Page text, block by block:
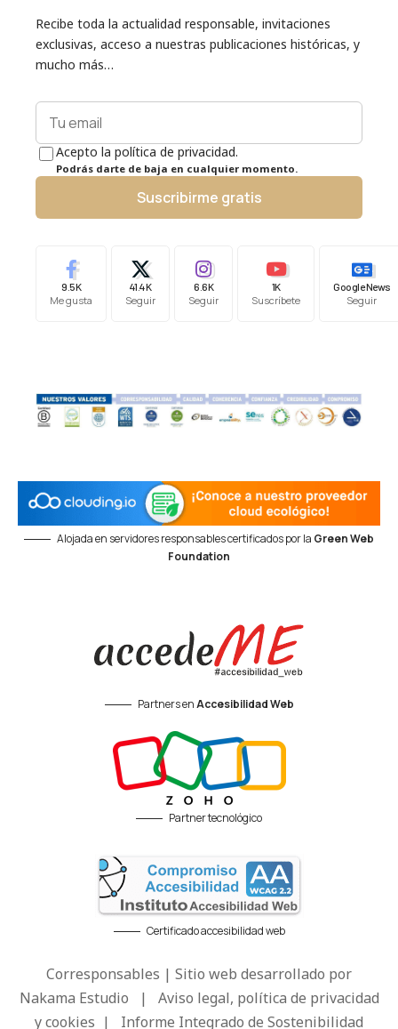
Recibe toda la actualidad responsable, invitaciones
exclusivas, acceso a nuestras publicaciones históricas, y
mucho más…
Acepto la política de privacidad.
Podrás darte de baja en cualquier momento.
Suscribirme gratis
9.5K
Me gusta
41.4K
Seguir
6.6K
Seguir
1K
Suscríbete
Google News
Seguir
Alojada en servidores responsables certificados por la Green Web
Foundation
Partners enAccesibilidad Web
Partner tecnológico
Certificado accesibilidad web
Corresponsables | Sitio web desarrollado por
Nakama Estudio | Aviso legal, política de privacidad
y cookies | Informe Integrado de Sostenibilidad